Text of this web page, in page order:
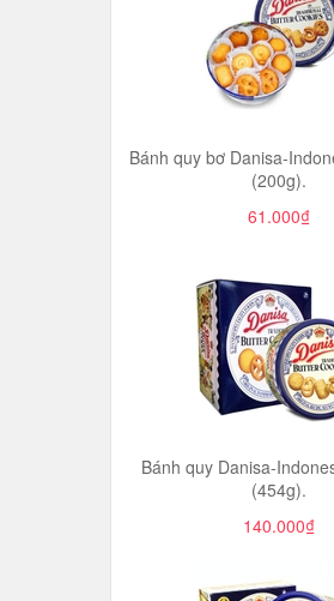
Bánh quy bơ Danisa-
(200g).
61.000₫
Bánh quy Danisa-
(454g).
140.000₫